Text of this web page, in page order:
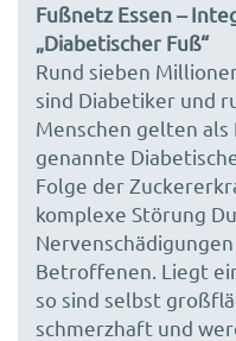
Fußnetz Essen –
„Diabetischer Fuß“
Rund sieben
sind Diabetiker und
Menschen gelten
genannte
Folge der
komplexe Störung
Betroffenen. Liegt
so sind selbst
schmerzhaft und